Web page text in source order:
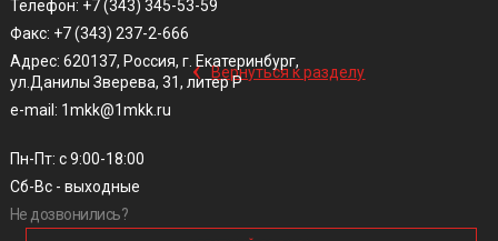
‹ Вернуться к разделу
Телефон: +7 (343) 345-53-59
Факс: +7 (343) 237-2-666
Адрес: 620137, Россия, г. Екатеринбург,
ул.Данилы Зверева, 31, литер Р
e-mail: 1mkk@1mkk.ru
Пн-Пт: с 9:00-18:00
Сб-Вс - выходные
Не дозвонились?